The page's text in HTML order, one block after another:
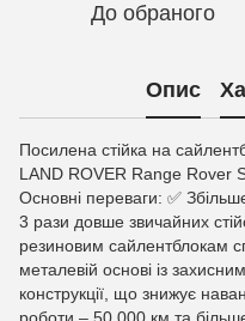
До обраного
Опис
Посилена стійка на
LAND ROVER Range Rover
Основні переваги: ✅
3 рази довше звичайних
резиновим сайлентблокам
металевій основі із
конструкції, що знижує